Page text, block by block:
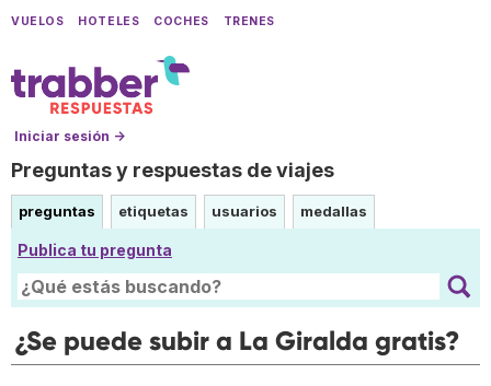
VUELOS HOTELES COCHES TRENES
Iniciar sesión →
Preguntas y respuestas de viajes
preguntas etiquetas usuarios medallas
Publica tu pregunta
¿Se puede subir a La Giralda gratis?